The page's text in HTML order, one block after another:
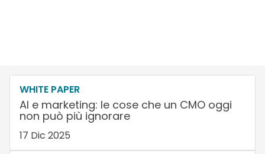
WHITE PAPER
AI e marketing: le cose che un CMO oggi
non può più ignorare
17 Dic 2025